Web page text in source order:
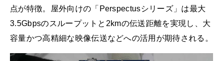
点が特徴。屋外向けの「Perspectusシリーズ」は最大
3.5Gbpsのスループットと2kmの伝送距離を実現し、大
容量かつ高精細な映像伝送などへの活用が期待される。